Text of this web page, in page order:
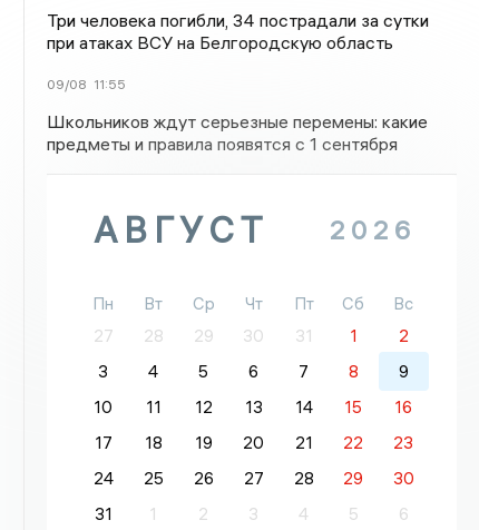
Три человека погибли, 34 пострадали за сутки
при атаках ВСУ на Белгородскую область
09/08 11:55
Школьников ждут серьезные перемены: какие
предметы и правила появятся с 1 сентября
АВГУСТ 2026
Пн Вт Ср Чт Пт Сб
Вс
27
28 29 30 31 1
2
3
4 5 6 7 8
9
10
11 12 13 14 15
16
17
18 19 20 21 22
23
24
25 26 27 28 29
30
31
1 2 3 4 5 6